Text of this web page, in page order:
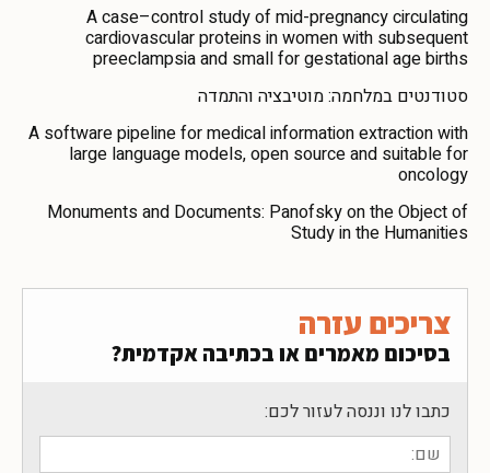
A case–control study of mid-pregnancy circulating
cardiovascular proteins in women with subsequent
preeclampsia and small for gestational age births
סטודנטים במלחמה: מוטיבציה והתמדה
A software pipeline for medical information extraction with
large language models, open source and suitable for
oncology
Monuments and Documents: Panofsky on the Object of
Study in the Humanities
צריכים עזרה
בסיכום מאמרים או בכתיבה אקדמית?
כתבו לנו וננסה לעזור לכם: